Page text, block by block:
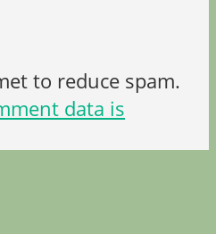
to reduce spam.
data is